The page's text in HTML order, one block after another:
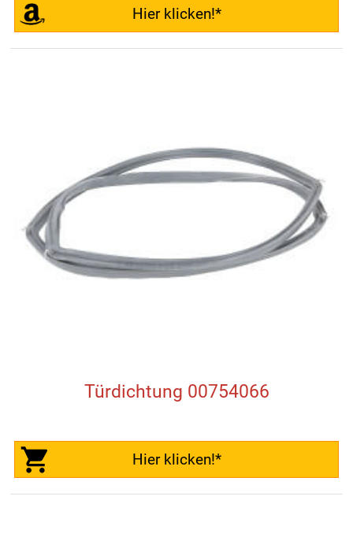
Hier klicken!*
Türdichtung 00754066
Hier klicken!*